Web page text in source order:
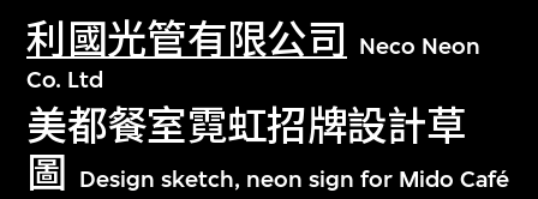
利國光管有限公司
Neco Neon
Co. Ltd
美都餐室霓虹招牌設計草
圖
Design sketch, neon sign for Mido Café